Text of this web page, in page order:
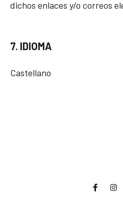
dichos enlaces y/o correos
7. IDIOMA
Castellano